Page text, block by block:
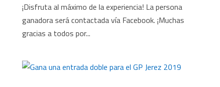
¡Disfruta al máximo de la experiencia! La persona
ganadora será contactada vía Facebook. ¡Muchas
gracias a todos por...